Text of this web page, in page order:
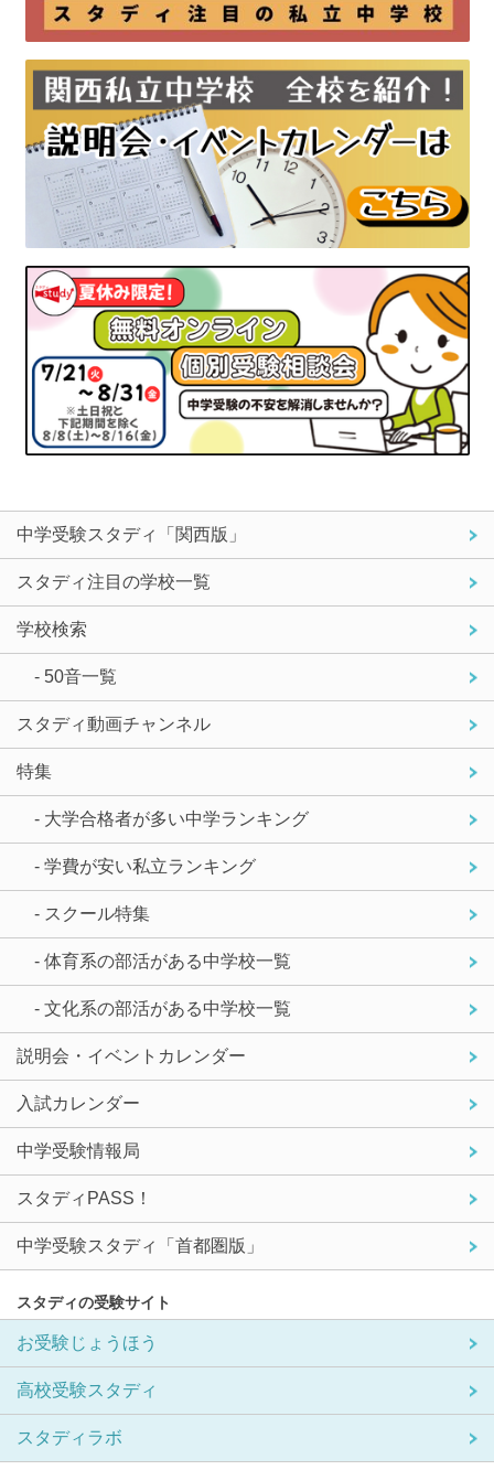
中学受験スタディ「関西版」
スタディ注目の学校一覧
学校検索
- 50音一覧
スタディ動画チャンネル
特集
- 大学合格者が多い中学ランキング
- 学費が安い私立ランキング
- スクール特集
- 体育系の部活がある中学校一覧
- 文化系の部活がある中学校一覧
説明会・イベントカレンダー
入試カレンダー
中学受験情報局
スタディPASS！
中学受験スタディ「首都圏版」
スタディの受験サイト
お受験じょうほう
高校受験スタディ
スタディラボ